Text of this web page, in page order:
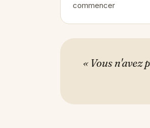
commencer
« Vous n'avez